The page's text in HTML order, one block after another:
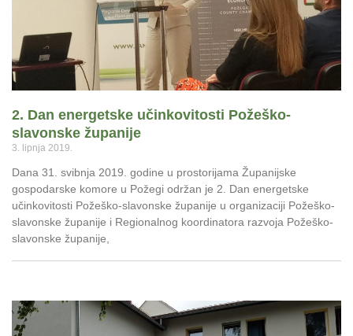
2. Dan energetske učinkovitosti Požeško-
slavonske županije
3. lipnja 2019.
Dana 31. svibnja 2019. godine u prostorijama Županijske
gospodarske komore u Požegi održan je 2. Dan energetske
učinkovitosti Požeško-slavonske županije u organizaciji Požeško-
slavonske županije i Regionalnog koordinatora razvoja Požeško-
slavonske županije,